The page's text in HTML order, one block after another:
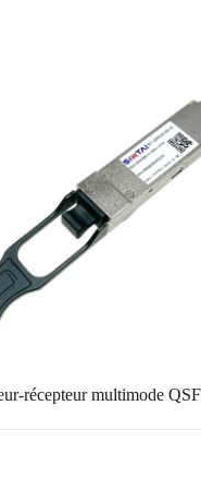
récepteur multimode